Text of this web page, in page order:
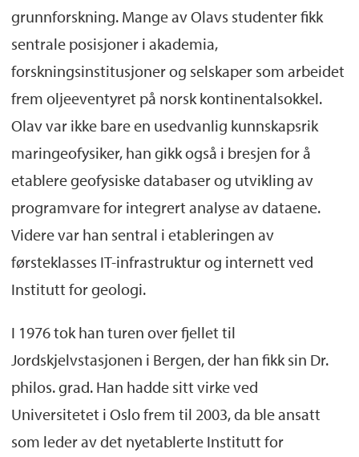
grunnforskning. Mange av Olavs studenter fikk
sentrale posisjoner i akademia,
forskningsinstitusjoner og selskaper som arbeidet
frem oljeeventyret på norsk kontinentalsokkel.
Olav var ikke bare en usedvanlig kunnskapsrik
maringeofysiker, han gikk også i bresjen for å
etablere geofysiske databaser og utvikling av
programvare for integrert analyse av dataene.
Videre var han sentral i etableringen av
førsteklasses IT-infrastruktur og internett ved
Institutt for geologi.
I 1976 tok han turen over fjellet til
Jordskjelvstasjonen i Bergen, der han fikk sin Dr.
philos. grad. Han hadde sitt virke ved
Universitetet i Oslo frem til 2003, da ble ansatt
som leder av det nyetablerte Institutt for